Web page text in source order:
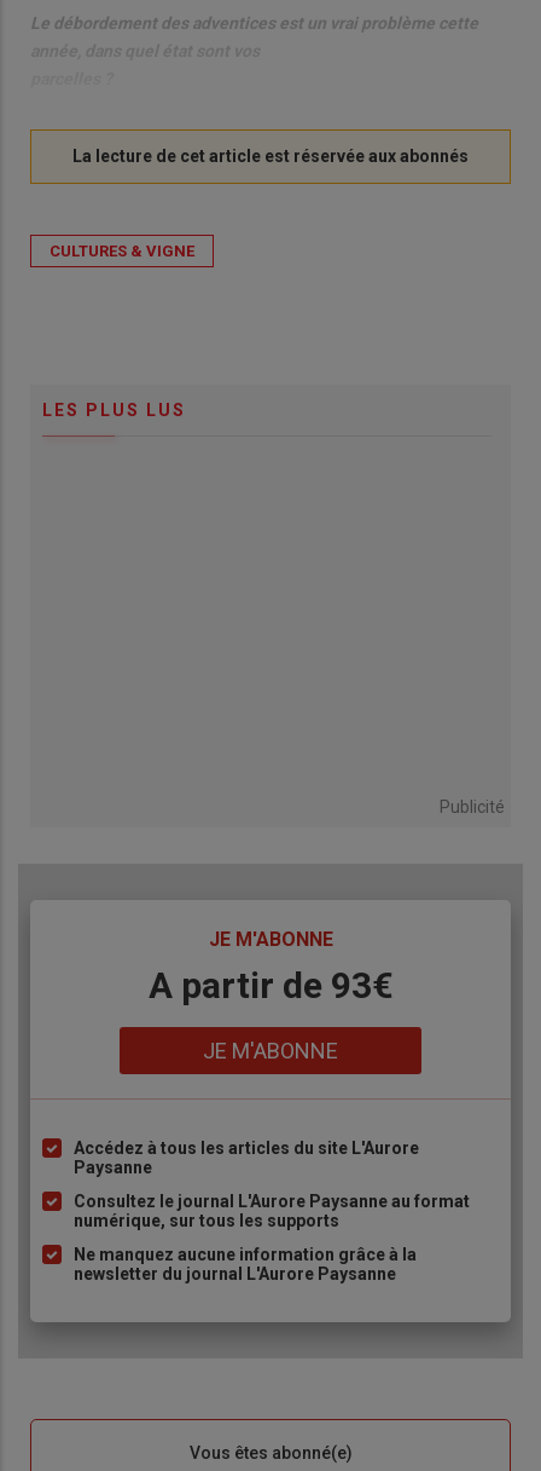
Le débordement des adventices est un vrai problème cette
CULTURES & VIGNE
LES PLUS LUS
Publicité
JE M'ABONNE
A partir de 93€
JE M'ABONNE
Liste
puce
Accédez à tous les articles du site L'Aurore
Paysanne
Consultez le journal L'Aurore Paysanne au format
numérique, sur tous les supports
Ne manquez aucune information grâce à la
newsletter du journal L'Aurore Paysanne
Vous êtes abonné(e)